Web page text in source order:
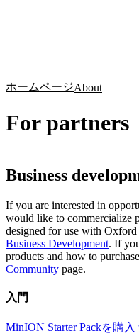
ホームページAbout
For partners
Business
If you are interested in
would like to commercialize
designed for use with Oxford
Business Development. If
products and how to
Community page.
入門
MinION Starter Packを購入